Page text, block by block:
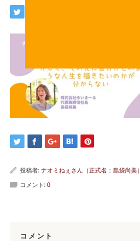
投稿者:ナオミねぇさん（正式名：島袋尚美）
コメント:0
コメント